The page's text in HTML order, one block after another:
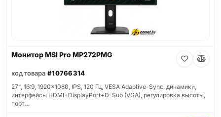
Монитор MSI Pro MP272PMG
код товара #10766314
27", 16:9, 1920x1080, IPS, 120 Гц, VESA Adaptive-Sync, динамики,
интерфейсы HDMI+DisplayPort+D-Sub (VGA), регулировка высоты,
порт…